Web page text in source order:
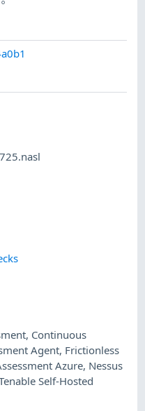
, Continuous
Agent, Frictionless
Azure, Nessus
Self-Hosted